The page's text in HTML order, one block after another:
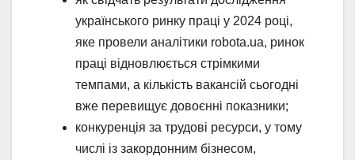
українського ринку праці у 2024 році,
яке провели аналітики robota.ua, ринок
праці відновлюється стрімкими
темпами, а кількість вакансій сьогодні
вже перевищує довоєнні показники;
конкуренція за трудові ресурси, у тому
числі із закордонним бізнесом,